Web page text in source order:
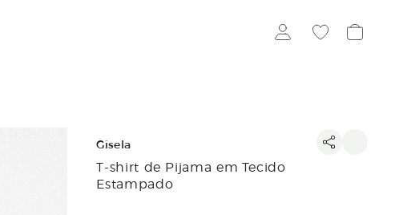
Gisela
T-shirt de Pijama em Tecido
Estampado